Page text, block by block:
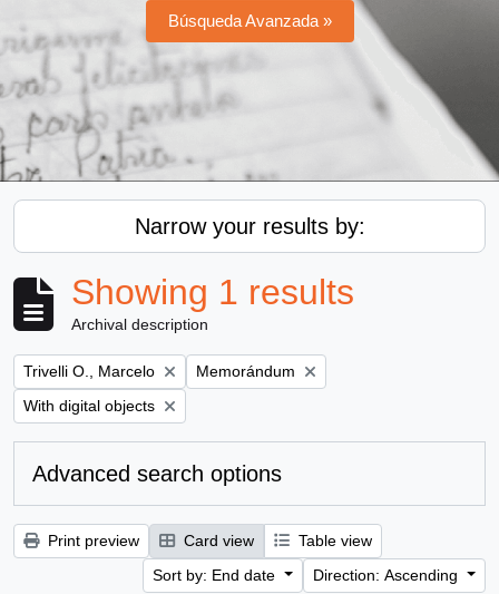
Búsqueda Avanzada »
Narrow your results by:
Showing 1 results
Archival description
Remove filter:
Trivelli O., Marcelo Remove filter:
Memorándum
Remove filter:
With digital objects
Advanced search options
Print preview Card view
Table view
Sort by: End date
Direction: Ascending